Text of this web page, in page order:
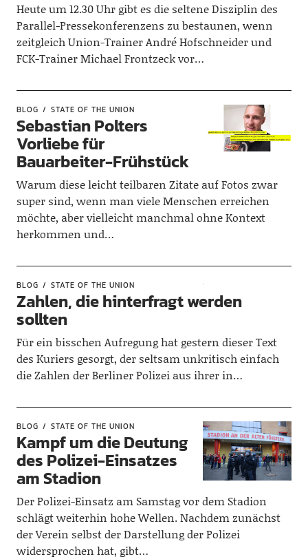
Heute um 12.30 Uhr gibt es die seltene Disziplin des
Parallel-Pressekonferenzens zu bestaunen, wenn
zeitgleich Union-Trainer André Hofschneider und
FCK-Trainer Michael Frontzeck vor…
BLOG STATE OF THE UNION
Sebastian Polters
Vorliebe für
Bauarbeiter-Frühstück
Warum diese leicht teilbaren Zitate auf Fotos zwar
super sind, wenn man viele Menschen erreichen
möchte, aber vielleicht manchmal ohne Kontext
herkommen und…
BLOG STATE OF THE UNION
Zahlen, die hinterfragt werden
sollten
Für ein bisschen Aufregung hat gestern dieser Text
des Kuriers gesorgt, der seltsam unkritisch einfach
die Zahlen der Berliner Polizei aus ihrer in…
BLOG STATE OF THE UNION
Kampf um die Deutung
des Polizei-Einsatzes
am Stadion
Der Polizei-Einsatz am Samstag vor dem Stadion
schlägt weiterhin hohe Wellen. Nachdem zunächst
der Verein selbst der Darstellung der Polizei
widersprochen hat, gibt…